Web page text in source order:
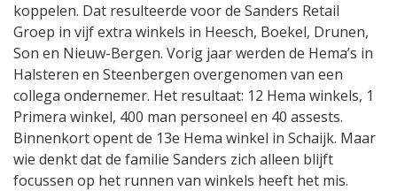
koppelen. Dat resulteerde voor de Sanders Retail
Groep in vijf extra winkels in Heesch, Boekel, Drunen,
Son en Nieuw-Bergen. Vorig jaar werden de Hema’s in
Halsteren en Steenbergen overgenomen van een
collega ondernemer. Het resultaat: 12 Hema winkels, 1
Primera winkel, 400 man personeel en 40 assests.
Binnenkort opent de 13e Hema winkel in Schaijk. Maar
wie denkt dat de familie Sanders zich alleen blijft
focussen op het runnen van winkels heeft het mis.